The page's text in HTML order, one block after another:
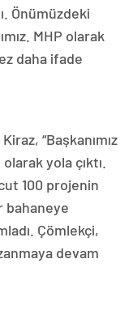
Önümüzdeki
MHP olarak
daha ifade
“Başkanımız
yola çıktı.
100 projenin
bahaneye
Çömlekçi,
devam